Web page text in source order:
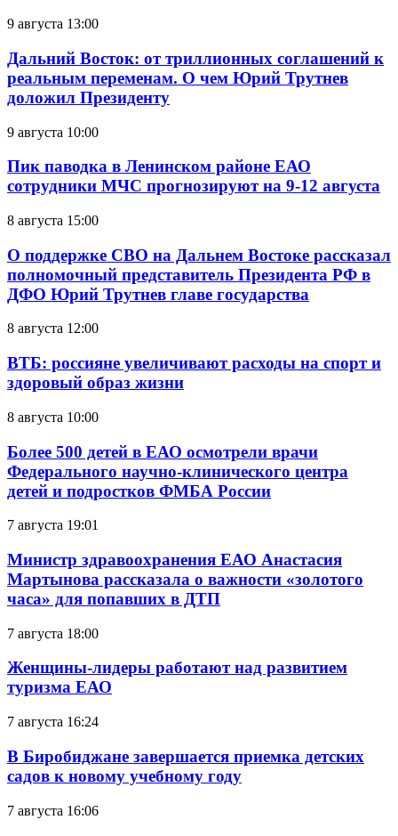
9 августа 13:00
Дальний Восток: от триллионных соглашений к
реальным переменам. О чем Юрий Трутнев
доложил Президенту
9 августа 10:00
Пик паводка в Ленинском районе ЕАО
сотрудники МЧС прогнозируют на 9-12 августа
8 августа 15:00
О поддержке СВО на Дальнем Востоке рассказал
полномочный представитель Президента РФ в
ДФО Юрий Трутнев главе государства
8 августа 12:00
ВТБ: россияне увеличивают расходы на спорт и
здоровый образ жизни
8 августа 10:00
Более 500 детей в ЕАО осмотрели врачи
Федерального научно-клинического центра
детей и подростков ФМБА России
7 августа 19:01
Министр здравоохранения ЕАО Анастасия
Мартынова рассказала о важности «золотого
часа» для попавших в ДТП
7 августа 18:00
Женщины-лидеры работают над развитием
туризма ЕАО
7 августа 16:24
В Биробиджане завершается приемка детских
садов к новому учебному году
7 августа 16:06